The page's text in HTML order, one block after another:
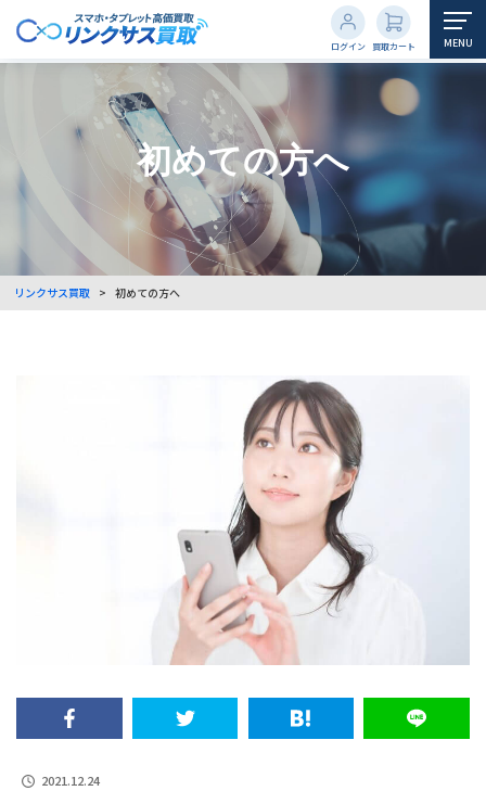
買取カート
ログイン MENU
初めての方へ
リンクサス買取 > 初めての方へ
2021.12.24